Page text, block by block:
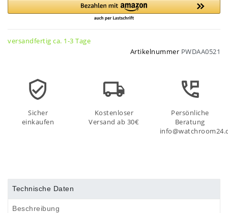
versandfertig ca. 1-3 Tage
Artikelnummer PWDAA0521
Sicher
einkaufen
Kostenloser
Versand ab 30€
Persönliche
Beratung
Technische Daten
Beschreibung